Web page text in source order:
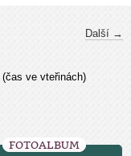
Další →
(čas ve vteřinách)
FOTOALBUM